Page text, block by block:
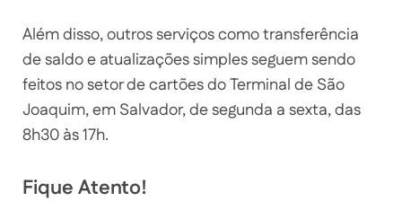
Além disso, outros serviços como transferência
de saldo e atualizações simples seguem sendo
feitos no setor de cartões do Terminal de São
Joaquim, em Salvador, de segunda a sexta, das
8h30 às 17h.
Fique Atento!